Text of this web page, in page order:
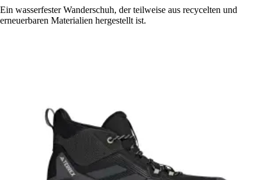
Ein wasserfester Wanderschuh, der teilweise aus recycelten und
erneuerbaren Materialien hergestellt ist.